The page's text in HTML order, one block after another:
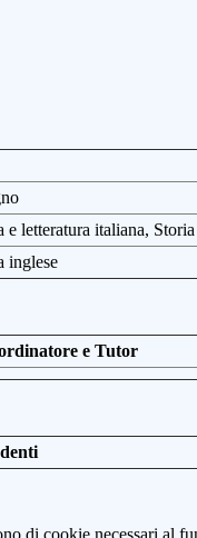
e letteratura italiana, Storia
inglese
e Tutor
di cookie necessari al